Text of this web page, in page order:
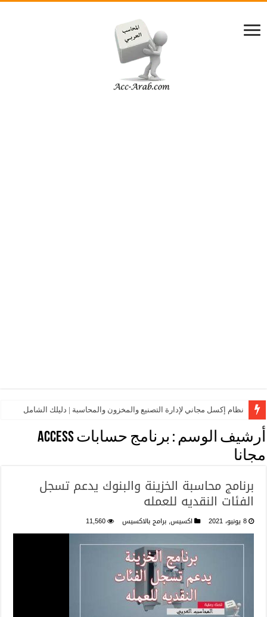
نظام إكسل مجاني لإدارة التصنيع والمخزون والمحاسبة | دليلك الشامل
أرشيف الوسم :
برنامج حسابات Access
مجانا
برنامج محاسبة الخزينة والبنوك يدعم تسجل
الفئات النقديه للعمله
8 يونيو، 2021 اكسيس, برامج بالاكسيس 11,560